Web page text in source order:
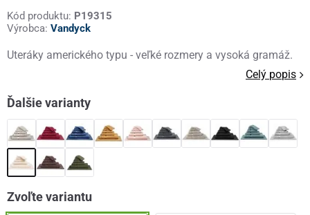
Kód produktu: P19315
Výrobca: Vandyck
Uteráky amerického typu - veľké rozmery a vysoká gramáž.
Celý popis
Ďalšie varianty
Zvoľte variantu